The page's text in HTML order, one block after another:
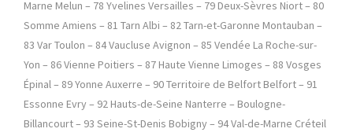
Marne Melun – 78 Yvelines Versailles – 79 Deux-Sèvres Niort – 80
Somme Amiens – 81 Tarn Albi – 82 Tarn-et-Garonne Montauban –
83 Var Toulon – 84 Vaucluse Avignon – 85 Vendée La Roche-sur-
Yon – 86 Vienne Poitiers – 87 Haute Vienne Limoges – 88 Vosges
Épinal – 89 Yonne Auxerre – 90 Territoire de Belfort Belfort – 91
Essonne Evry – 92 Hauts-de-Seine Nanterre – Boulogne-
Billancourt – 93 Seine-St-Denis Bobigny – 94 Val-de-Marne Créteil